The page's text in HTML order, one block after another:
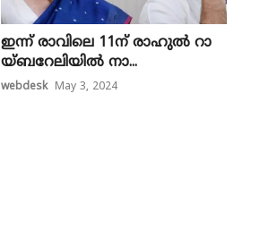
ഇ​ന്ന് രാ​വി​ലെ 11ന് ​രാ​ഹു​ല്‍ റാ​
യ്ബ​റേ​ലി​യി​ല്‍ നാ​...
webdesk May 3, 2024